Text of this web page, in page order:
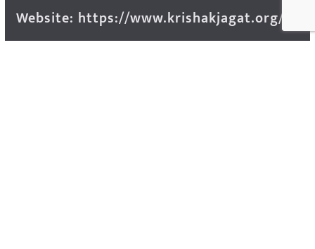
Website: https://www.krishakjagat.org/